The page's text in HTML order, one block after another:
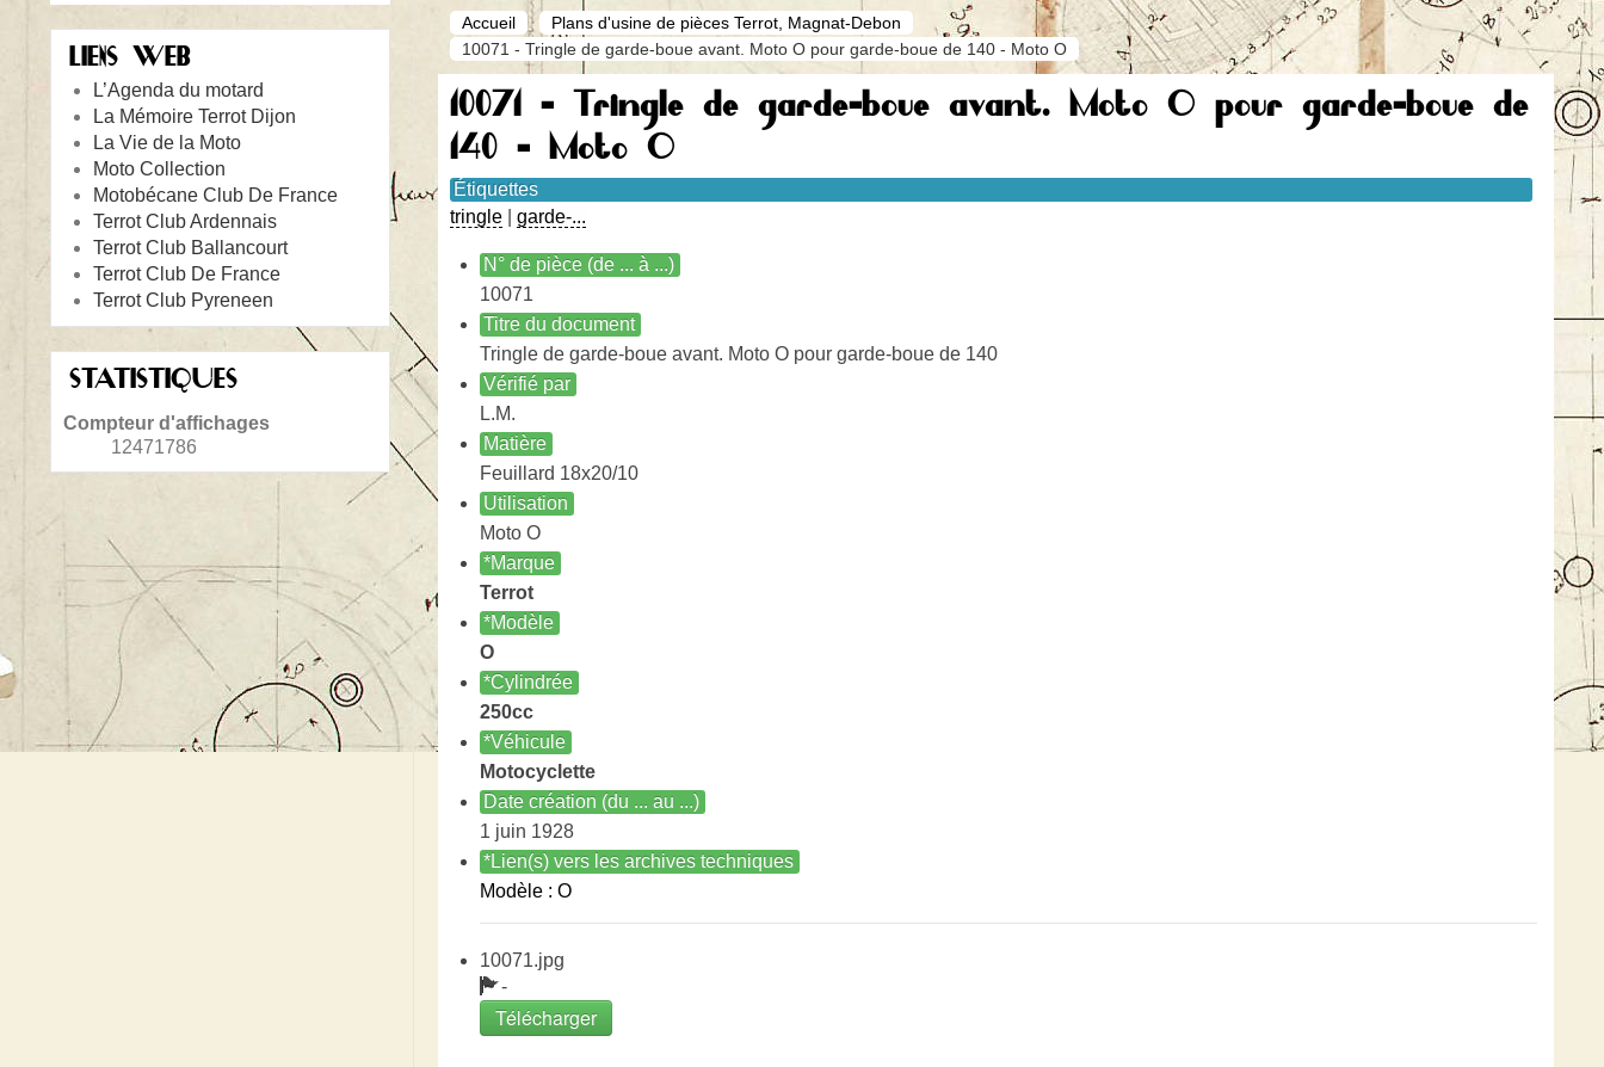
LIENS WEB
L’Agenda du motard
La Mémoire Terrot Dijon
La Vie de la Moto
Moto Collection
Motobécane Club De France
Terrot Club Ardennais
Terrot Club Ballancourt
Terrot Club De France
Terrot Club Pyreneen
STATISTIQUES
Compteur d'affichages
12471786
Accueil
Plans d'usine de pièces Terrot, Magnat-Debon
10071 - Tringle de garde-boue avant. Moto O pour garde-boue de 140 - Moto O
10071 - Tringle de garde-boue avant. Moto O pour garde-boue de
140 - Moto O
Étiquettes
tringle
garde-...
N° de pièce (de ... à ...)
10071
Titre du document
Tringle de garde-boue avant. Moto O pour garde-boue de 140
Vérifié par
L.M.
Matière
Feuillard 18x20/10
Utilisation
Moto O
*Marque
Terrot
*Modèle
O
*Cylindrée
250cc
*Véhicule
Motocyclette
Date création (du ... au ...)
1 juin 1928
*Lien(s) vers les archives techniques
Modèle : O
10071.jpg
-
Télécharger